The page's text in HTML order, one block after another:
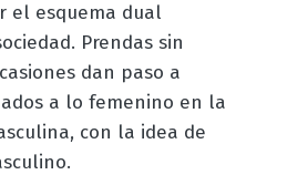
el esquema dual
Prendas sin
dan paso a
a lo femenino en la
con la idea de